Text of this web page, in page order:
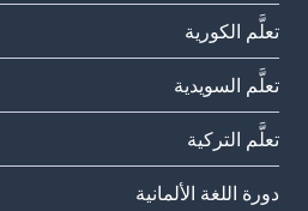
تعلَّم الكورية
تعلَّم السويدية
تعلَّم التركية
دورة اللغة الألمانية